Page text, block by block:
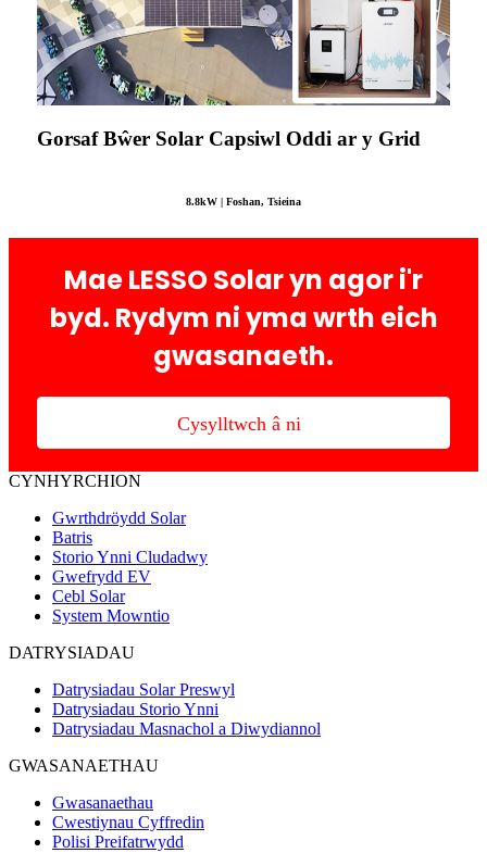
Gorsaf Bŵer Solar Capsiwl Oddi ar y Grid
8.8kW | Foshan, Tsieina
Mae LESSO Solar yn agor i'r
byd. Rydym ni yma wrth eich
gwasanaeth.
Cysylltwch â ni
CYNHYRCHION
Gwrthdröydd Solar
Batris
Storio Ynni Cludadwy
Gwefrydd EV
Cebl Solar
System Mowntio
DATRYSIADAU
Datrysiadau Solar Preswyl
Datrysiadau Storio Ynni
Datrysiadau Masnachol a Diwydiannol
GWASANAETHAU
Gwasanaethau
Cwestiynau Cyffredin
Polisi Preifatrwydd